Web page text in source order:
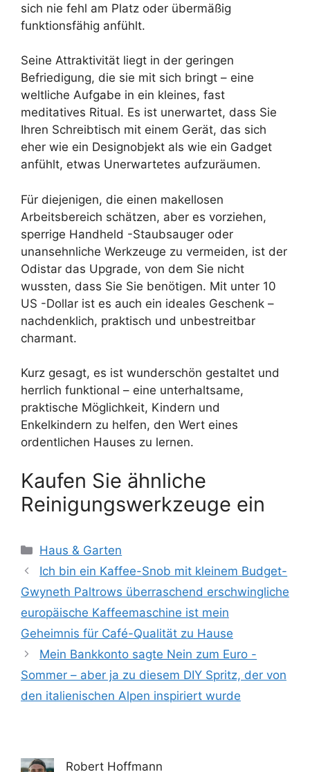
sich nie fehl am Platz oder übermäßig
funktionsfähig anfühlt.
Seine Attraktivität liegt in der geringen
Befriedigung, die sie mit sich bringt – eine
weltliche Aufgabe in ein kleines, fast
meditatives Ritual. Es ist unerwartet, dass Sie
Ihren Schreibtisch mit einem Gerät, das sich
eher wie ein Designobjekt als wie ein Gadget
anfühlt, etwas Unerwartetes aufzuräumen.
Für diejenigen, die einen makellosen
Arbeitsbereich schätzen, aber es vorziehen,
sperrige Handheld -Staubsauger oder
unansehnliche Werkzeuge zu vermeiden, ist der
Odistar das Upgrade, von dem Sie nicht
wussten, dass Sie Sie benötigen. Mit unter 10
US -Dollar ist es auch ein ideales Geschenk –
nachdenklich, praktisch und unbestreitbar
charmant.
Kurz gesagt, es ist wunderschön gestaltet und
herrlich funktional – eine unterhaltsame,
praktische Möglichkeit, Kindern und
Enkelkindern zu helfen, den Wert eines
ordentlichen Hauses zu lernen.
Kaufen Sie ähnliche
Reinigungswerkzeuge ein
Kategorien
Haus & Garten
Ich bin ein Kaffee-Snob mit kleinem Budget-
Gwyneth Paltrows überraschend erschwingliche
europäische Kaffeemaschine ist mein
Geheimnis für Café-Qualität zu Hause
Mein Bankkonto sagte Nein zum Euro -
Sommer – aber ja zu diesem DIY Spritz, der von
den italienischen Alpen inspiriert wurde
Robert Hoffmann